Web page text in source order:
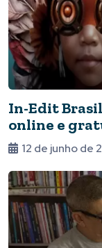
In-Edit
online e
12 de junho de